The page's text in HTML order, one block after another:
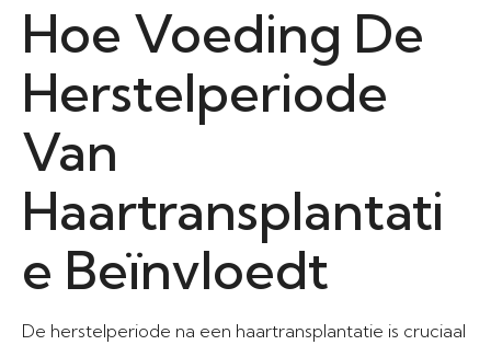
Hoe Voeding De
Herstelperiode
Van
Haartransplantati
e Beïnvloedt
De herstelperiode na een haartransplantatie is cruciaal